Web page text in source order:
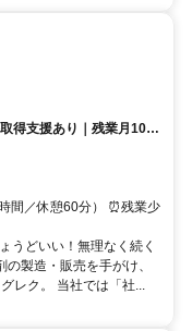
得支援あり｜残業月10h
間／休憩60分） ⏰残業少
うどいい！無理なく続く
製造・販売を手がけ、
レク。 当社では「社...